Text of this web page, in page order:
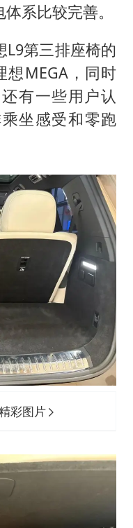
系比较完善。
L9第三排座椅的
想MEGA，同时
有一些用户认
坐感受和零跑
彩图片